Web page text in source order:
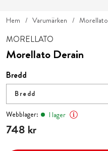
Hem Varumärken Morellato
MORELLATO
Morellato Derain
Bredd
Bredd
Webblager: I lager
Pris :748 kr
748 kr